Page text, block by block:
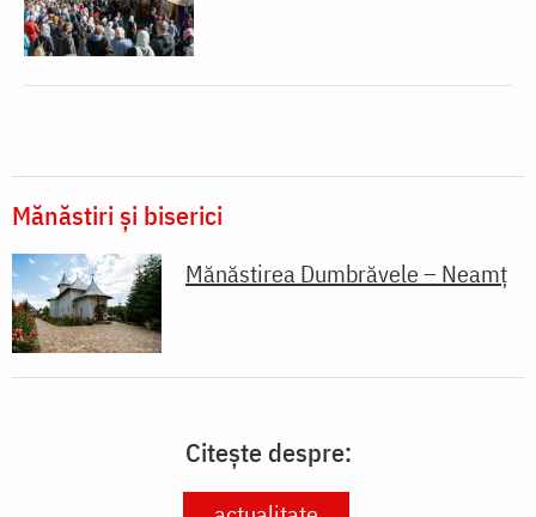
Mănăstiri și biserici
Mănăstirea Dumbrăvele – Neamț
Citește despre: